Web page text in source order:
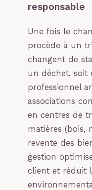
responsable
Une fois le
procède à un
changent de
un déchet, soit
professionnel
associations
en centres de
matières (bois,
revente des
gestion
client et réduit